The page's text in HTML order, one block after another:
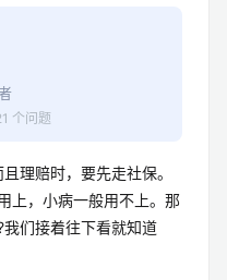
个问题
理赔时，要先走社保。
上，小病一般用不上。那
们接着往下看就知道